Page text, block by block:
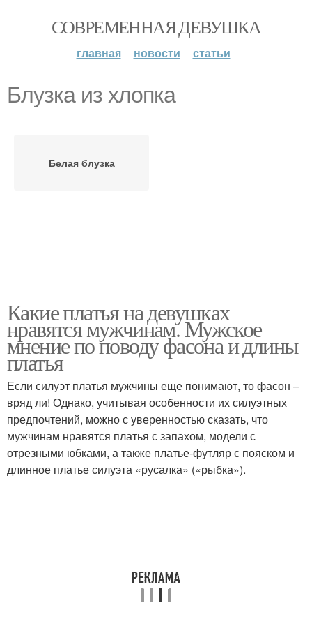
СОВРЕМЕННАЯ ДЕВУШКА
главная новости статьи
Блузка из хлопка
Белая блузка
Какие платья на девушках
нравятся мужчинам. Мужское
мнение по поводу фасона и длины
платья
Если силуэт платья мужчины еще понимают, то фасон –
вряд ли! Однако, учитывая особенности их силуэтных
предпочтений, можно с уверенностью сказать, что
мужчинам нравятся платья с запахом, модели с
отрезными юбками, а также платье-футляр с пояском и
длинное платье силуэта «русалка» («рыбка»).